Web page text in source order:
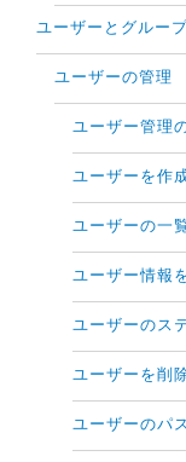
ユーザーとグルー
ユーザーの管理
ユーザー管理
ユーザーを作
ユーザーの一
ユーザー情報
ユーザーのス
ユーザーを削
ユーザーのパ